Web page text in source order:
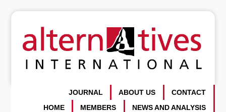
CONTACT
ABOUT US
JOURNAL
NEWS AND ANALYSIS
MEMBERS
HOME